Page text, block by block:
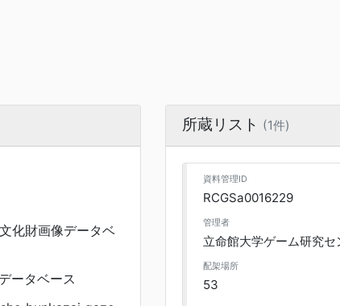
化財画像データベ
ータベース
所蔵リスト (1件)
資料管理ID
RCGSa0016229
管理者
立命館大学ゲーム研究セ
配架場所
53